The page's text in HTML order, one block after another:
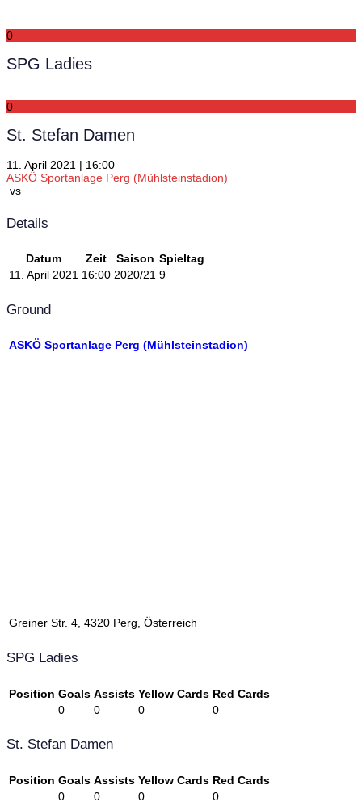
0
SPG Ladies
0
St. Stefan Damen
11. April 2021 | 16:00
ASKÖ Sportanlage Perg (Mühlsteinstadion)
vs
Details
Datum Zeit Saison Spieltag
11. April 2021 16:00 2020/21 9
Ground
ASKÖ Sportanlage Perg (Mühlsteinstadion)
Greiner Str. 4, 4320 Perg, Österreich
SPG Ladies
Position Goals Assists Yellow Cards Red Cards
0
0 0 0
St. Stefan Damen
Position Goals Assists Yellow Cards Red Cards
0
0 0 0